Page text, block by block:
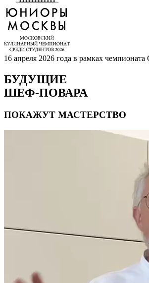
16 апреля 2026 года в рамках
БУДУЩИЕ
ШЕФ-ПОВАРА
ПОКАЖУТ МАСТЕРСТВО